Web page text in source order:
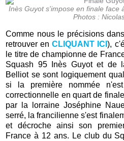
Inès Guyot s'impose en finale face
Photos :
Comme nous le précisions
retrouver enCLIQUANT ICI),
le titre de championne de
Squash 95 Inès Guyot et de
Belliot se sont logiquement
si la première nommée
correctionnelle en quart de
par la lorraine Joséphine
serré, la francilienne s'est
et décroche ainsi son
France à 12 ans. Le club du